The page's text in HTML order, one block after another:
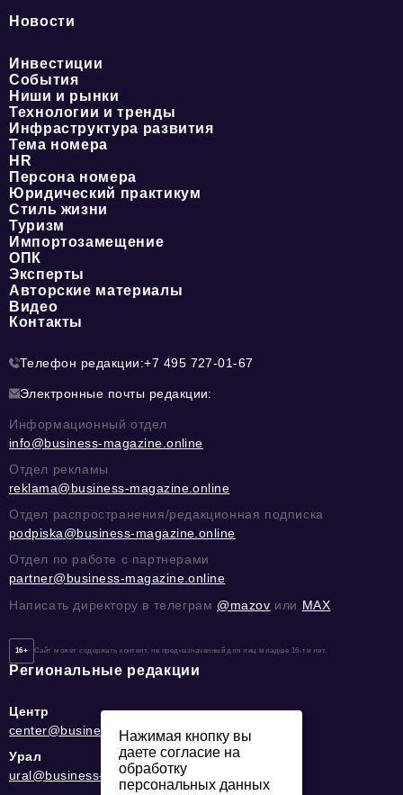
Новости
Инвестиции
События
Ниши и рынки
Технологии и тренды
Инфраструктура развития
Тема номера
HR
Персона номера
Юридический практикум
Стиль жизни
Туризм
Импортозамещение
ОПК
Эксперты
Авторские материалы
Видео
Контакты
Телефон редакции:+7 495 727-01-67
Электронные почты редакции:
Информационный отдел
info@business-magazine.online
Отдел рекламы
reklama@business-magazine.online
Отдел распространения/редакционная подписка
podpiska@business-magazine.online
Отдел по работе с партнерами
partner@business-magazine.online
Написать директору в телеграм @mazov или MAX
16+ Сайт может содержать контент, не предназначенный для лиц младше 16-ти лет.
Региональные редакции
Центр
center@business-magazine.online
Урал
ural@business-magazine.online
Нажимая кнопку вы
даете согласие на
обработку
персональных данных